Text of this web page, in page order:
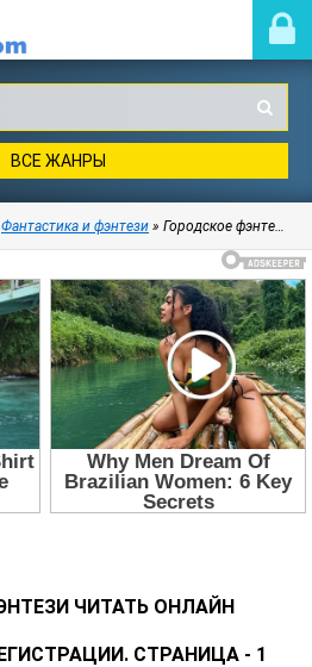
ВСЕ ЖАНРЫ
Фантастика и фэнтези » Городское фэнтези
ЧИТАТЬ ОНЛАЙН
СТРАНИЦА - 1